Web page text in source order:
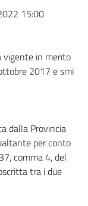
15:00
vigente in merito
2017 e smi
dalla Provincia
per conto
comma 4, del
tra i due